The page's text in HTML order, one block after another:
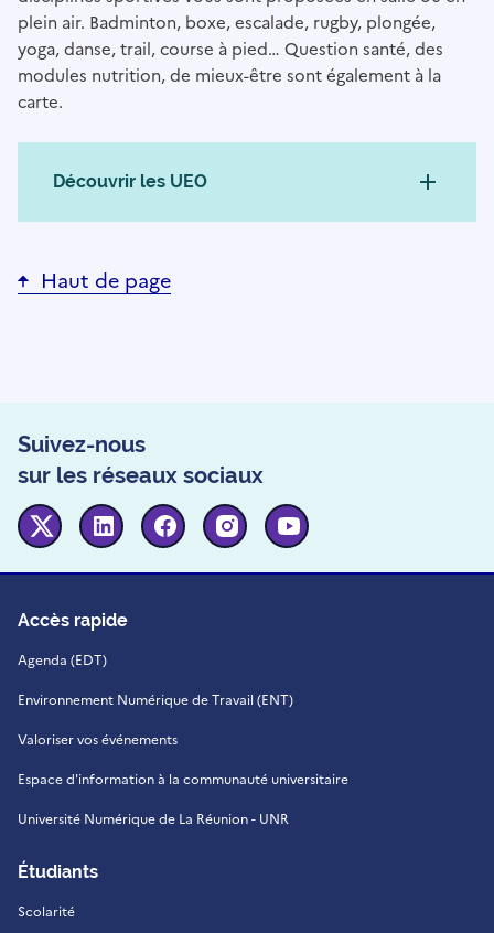
plein air. Badminton, boxe, escalade, rugby, plongée,
yoga, danse, trail, course à pied… Question santé, des
modules nutrition, de mieux-être sont également à la
carte.
Découvrir les UEO
Haut de page
Suivez-nous
sur les réseaux sociaux
Twitter Linkedin FacebookInstagram
Accès rapide
Agenda (EDT)
Environnement Numérique de Travail (ENT)
Valoriser vos événements
Espace d'information à la communauté universitaire
Université Numérique de La Réunion - UNR
Étudiants
Scolarité